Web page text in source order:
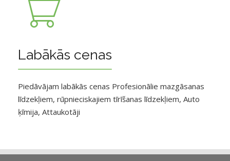
Labākās cenas
Piedāvājam labākās cenas Profesionālie mazgāsanas
līdzekļiem, rūpnieciskajiem tīrīšanas līdzekļiem, Auto
ķīmija, Attaukotāji